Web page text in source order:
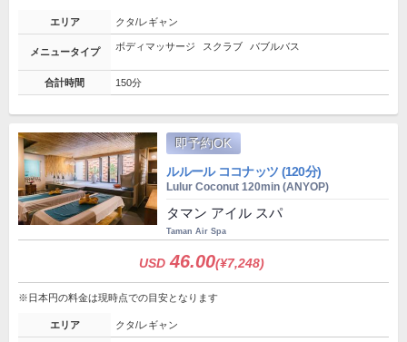
エリア クタ/レギャン
メニュータイプ ボディマッサージ スクラブ バブルバス
合計時間 150分
即予約OK
ルルール ココナッツ (120分)
Lulur Coconut 120min (ANYOP)
タマン アイル スパ
Taman Air Spa
USD 46.00(¥7,248)
※日本円の料金は現時点での目安となります
エリア クタ/レギャン